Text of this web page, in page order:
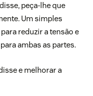
peça-lhe que
Um simples
reduzir a tensão e
ambas as partes.
e melhorar a